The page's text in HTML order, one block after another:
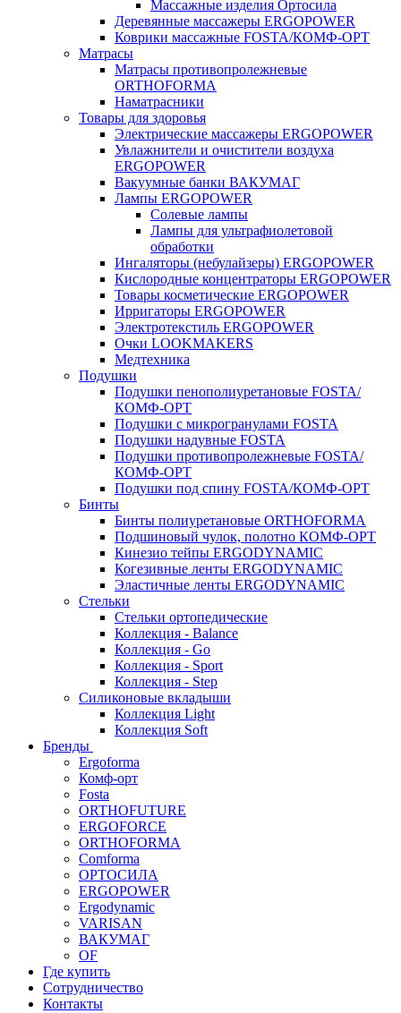
Массажные изделия Ортосила
Деревянные массажеры ERGOPOWER
Коврики массажные FOSTA/КОМФ-ОРТ
Матрасы
Матрасы противопролежневые
ORTHOFORMA
Наматрасники
Товары для здоровья
Электрические массажеры ERGOPOWER
Увлажнители и очистители воздуха
ERGOPOWER
Вакуумные банки ВАКУМАГ
Лампы ERGOPOWER
Солевые лампы
Лампы для ультрафиолетовой
обработки
Ингаляторы (небулайзеры) ERGOPOWER
Кислородные концентраторы ERGOPOWER
Товары косметические ERGOPOWER
Ирригаторы ERGOPOWER
Электротекстиль ERGOPOWER
Очки LOOKMAKERS
Медтехника
Подушки
Подушки пенополиуретановые FOSTA/
КОМФ-ОРТ
Подушки с микрогранулами FOSTA
Подушки надувные FOSTA
Подушки противопролежневые FOSTA/
КОМФ-ОРТ
Подушки под спину FOSTA/КОМФ-ОРТ
Бинты
Бинты полиуретановые ORTHOFORMA
Подшиновый чулок, полотно КОМФ-ОРТ
Кинезио тейпы ERGODYNAMIC
Когезивные ленты ERGODYNAMIC
Эластичные ленты ERGODYNAMIC
Стельки
Стельки ортопедические
Коллекция - Balance
Коллекция - Go
Коллекция - Sport
Коллекция - Step
Силиконовые вкладыши
Коллекция Light
Коллекция Soft
Бренды
Ergoforma
Комф-орт
Fosta
ORTHOFUTURE
ERGOFORCE
ORTHOFORMA
Comforma
ОРТОСИЛА
ERGOPOWER
Ergodynamic
VARISAN
ВАКУМАГ
OF
Где купить
Сотрудничество
Контакты